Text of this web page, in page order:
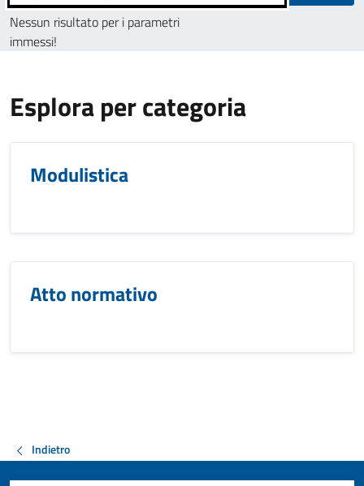
Nessun risultato per i parametri
immessi!
Esplora per categoria
Modulistica
Atto normativo
Indietro